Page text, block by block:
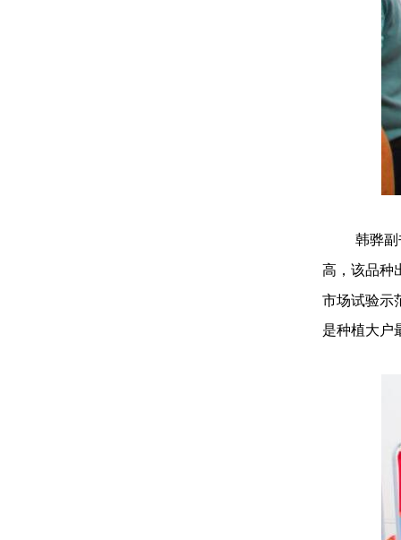
韩骅
高，该品种
市场试验示
是种植大户